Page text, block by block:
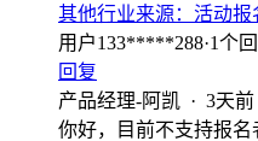
其他行业来源： 活动报
用户133*****288·1个
回复
产品经理-阿凯 · 3天前
你好，目前不支持报